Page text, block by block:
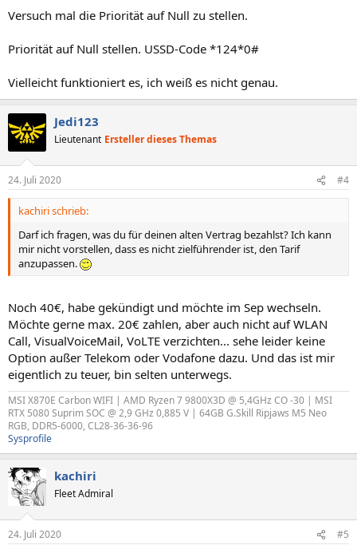
Versuch mal die Priorität auf Null zu stellen.
Priorität auf Null stellen. USSD-Code *124*0#
Vielleicht funktioniert es, ich weiß es nicht genau.
Jedi123
Lieutenant Ersteller dieses Themas
24. Juli 2020 #4
kachiri schrieb:
Darf ich fragen, was du für deinen alten Vertrag bezahlst? Ich kann
mir nicht vorstellen, dass es nicht zielführender ist, den Tarif
anzupassen.
Noch 40€, habe gekündigt und möchte im Sep wechseln.
Möchte gerne max. 20€ zahlen, aber auch nicht auf WLAN
Call, VisualVoiceMail, VoLTE verzichten... sehe leider keine
Option außer Telekom oder Vodafone dazu. Und das ist mir
eigentlich zu teuer, bin selten unterwegs.
MSI X870E Carbon WIFI | AMD Ryzen 7 9800X3D @ 5,4GHz CO -30 | MSI
RTX 5080 Suprim SOC @ 2,9 GHz 0,885 V | 64GB G.Skill Ripjaws M5 Neo
RGB, DDR5-6000, CL28-36-36-96
Sysprofile
kachiri
Fleet Admiral
24. Juli 2020 #5